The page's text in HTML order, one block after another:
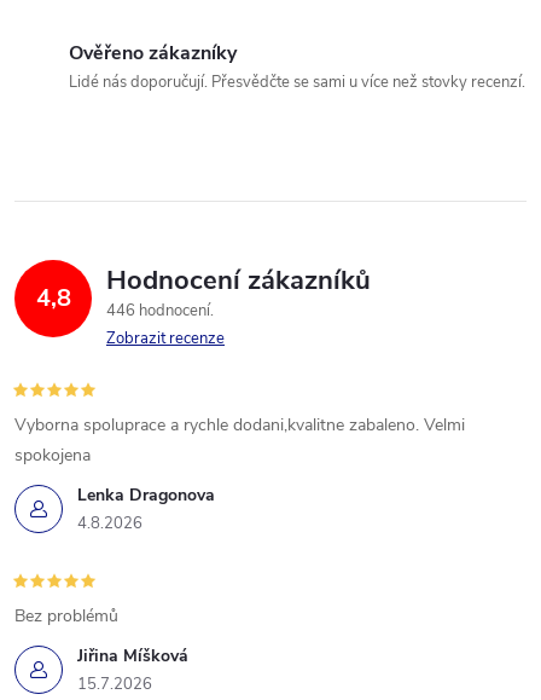
Ověřeno zákazníky
Lidé nás doporučují. Přesvědčte se sami u více než stovky recenzí.
4,8 Hodnocení zákazníků
446 hodnocení
Zobrazit recenze
Lenka Dragonova
4.8.2026
Vyborna spoluprace a rychle dodani,kvalitne zabaleno. Velmi
spokojena
Jiřina Míšková
15.7.2026
Bez problémů